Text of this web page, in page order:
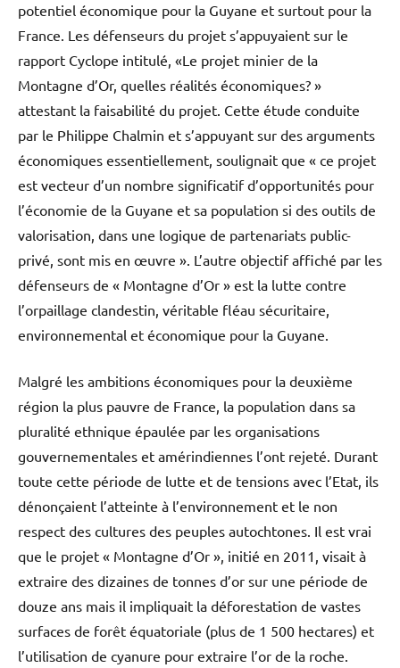
potentiel économique pour la Guyane et surtout pour la
France. Les défenseurs du projet s’appuyaient sur le
rapport Cyclope intitulé, «Le projet minier de la
Montagne d’Or, quelles réalités économiques? »
attestant la faisabilité du projet. Cette étude conduite
par le Philippe Chalmin et s’appuyant sur des arguments
économiques essentiellement, soulignait que « ce projet
est vecteur d’un nombre significatif d’opportunités pour
l’économie de la Guyane et sa population si des outils de
valorisation, dans une logique de partenariats public-
privé, sont mis en œuvre ». L’autre objectif affiché par les
défenseurs de « Montagne d’Or » est la lutte contre
l’orpaillage clandestin, véritable fléau sécuritaire,
environnemental et économique pour la Guyane.
Malgré les ambitions économiques pour la deuxième
région la plus pauvre de France, la population dans sa
pluralité ethnique épaulée par les organisations
gouvernementales et amérindiennes l’ont rejeté. Durant
toute cette période de lutte et de tensions avec l’Etat, ils
dénonçaient l’atteinte à l’environnement et le non
respect des cultures des peuples autochtones. Il est vrai
que le projet « Montagne d’Or », initié en 2011, visait à
extraire des dizaines de tonnes d’or sur une période de
douze ans mais il impliquait la déforestation de vastes
surfaces de forêt équatoriale (plus de 1 500 hectares) et
l’utilisation de cyanure pour extraire l’or de la roche.